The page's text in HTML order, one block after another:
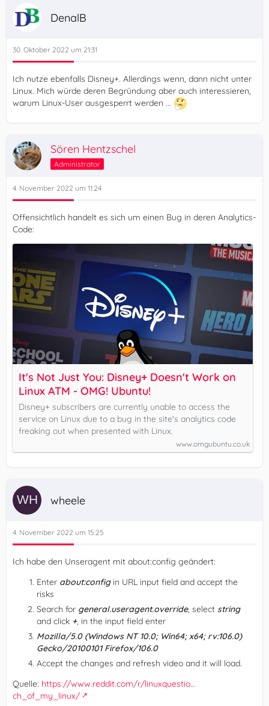
DenalB
30. Oktober 2022 um 21:31
Ich nutze ebenfalls Disney+. Allerdings wenn, dann nicht unter
Linux. Mich würde deren Begründung aber auch interessieren,
warum Linux-User ausgesperrt werden ...
Sören Hentzschel
Administrator
4. November 2022 um 11:24
Offensichtlich handelt es sich um einen Bug in deren Analytics-
Code:
It's Not Just You: Disney+ Doesn't Work on
Linux ATM - OMG! Ubuntu!
Disney+ subscribers are currently unable to access the
service on Linux due to a bug in the site's analytics code
freaking out when presented with Linux.
www.omgubuntu.co.uk
wheele
4. November 2022 um 15:25
Ich habe den Unseragent mit about:config geändert:
Enter about:configin URL input field and accept the
risks
Search for general.useragent.override, select string
and click +, in the input field enter
Mozilla/5.0 (Windows NT 10.0; Win64; x64; rv:106.0)
Gecko/20100101 Firefox/106.0
Accept the changes and refresh video and it will load.
Quelle: https://www.reddit.com/r/linuxquestio…
ch_of_my_linux/